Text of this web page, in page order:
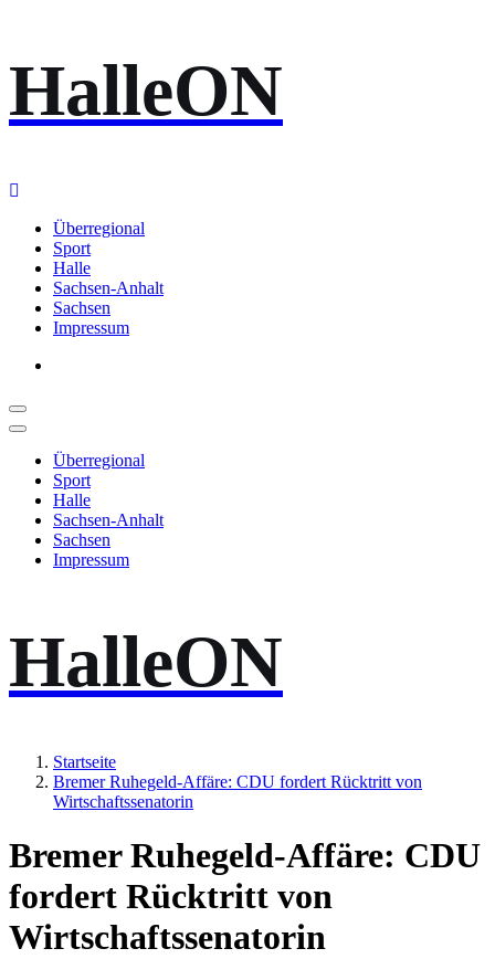
Inhalt
springen
HalleON
Überregional
Sport
Halle
Sachsen-Anhalt
Sachsen
Impressum
Überregional
Sport
Halle
Sachsen-Anhalt
Sachsen
Impressum
HalleON
Startseite
Bremer Ruhegeld-Affäre: CDU fordert Rücktritt von
Wirtschaftssenatorin
Bremer Ruhegeld-Affäre: CDU
fordert Rücktritt von
Wirtschaftssenatorin